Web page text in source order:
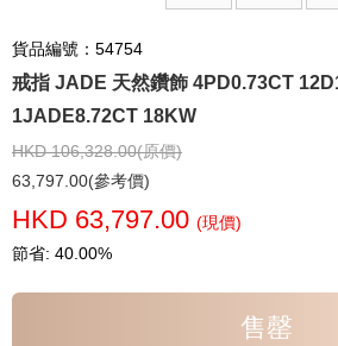
貨品編號：54754
戒指 JADE 天然鑽飾 4PD0.73CT
1JADE8.72CT 18KW
HKD 106,328.00(原價)
63,797.00(參考價)
HKD 63,797.00 (現價)
節省: 40.00%
售罄